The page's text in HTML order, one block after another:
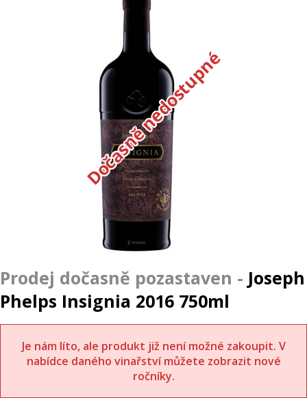
Dočasně nedostupné
Joseph
Phelps Insignia 2016 750ml
Je nám líto, ale produkt již není možné zakoupit. V
nabídce daného vinařství můžete zobrazit nové
ročníky.